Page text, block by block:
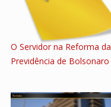
O Servidor na Reforma da
Previdência de Bolsonaro